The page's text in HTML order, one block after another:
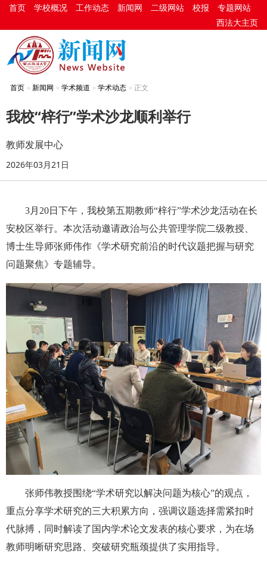
首页 学校概况 工作动态 新闻网 二级网站 校报
专题网站
西法大主页
首页 新闻网 学术频道 学术动态 正文
我校“梓行”学术沙龙顺利举行
教师发展中心
2026年03月21日
3月20日下午，我校第五期教师“梓行”学术沙龙活动在长
安校区举行。本次活动邀请政治与公共管理学院二级教授、
博士生导师张师伟作《学术研究前沿的时代议题把握与研究
问题聚焦》专题辅导。
张师伟教授围绕“学术研究以解决问题为核心”的观点，
重点分享学术研究的三大积累方向，强调议题选择需紧扣时
代脉搏，同时解读了国内学术论文发表的核心要求，为在场
教师明晰研究思路、突破研究瓶颈提供了实用指导。